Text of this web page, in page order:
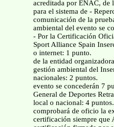
acreditada por ENAC, de
para el sistema de -
comunicación de la
ambiental del evento se
- Por la Certificación
Sport Alliance Spain
o internet: 1 punto.
de la entidad
gestión ambiental del
nacionales: 2 puntos.
evento se concederán 7
General de Deportes
local o nacional: 4 puntos.
comprobará de oficio la
certificación siempre que